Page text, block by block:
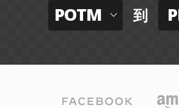
POTM 到